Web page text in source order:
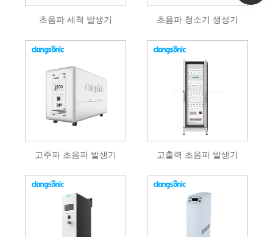
초음파 세척 발생기 초음파 청소기 생성기
고주파 초음파 발생기 고출력 초음파 발생기